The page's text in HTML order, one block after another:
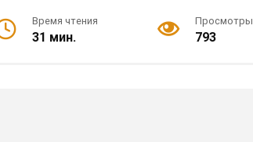
Время чтения
31 мин.
Просмотры
793